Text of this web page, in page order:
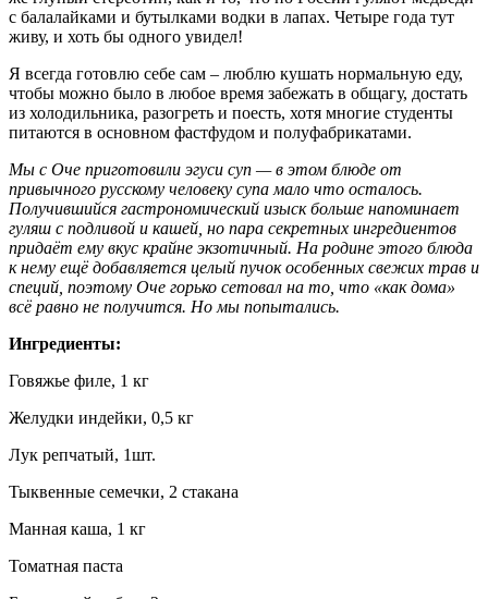
с балалайками и бутылками водки в лапах. Четыре года тут
живу, и хоть бы одного увидел!
Я всегда готовлю себе сам – люблю кушать нормальную еду,
чтобы можно было в любое время забежать в общагу, достать
из холодильника, разогреть и поесть, хотя многие студенты
питаются в основном фастфудом и полуфабрикатами.
Мы с Оче приготовили эгуси суп — в этом блюде от
привычного русскому человеку супа мало что осталось.
Получившийся гастрономический изыск больше напоминает
гуляш с подливой и кашей, но пара секретных ингредиентов
придаёт ему вкус крайне экзотичный. На родине этого блюда
к нему ещё добавляется целый пучок особенных свежих трав и
специй, поэтому Оче горько сетовал на то, что «как дома»
всё равно не получится. Но мы попытались.
Ингредиенты:
Говяжье филе, 1 кг
Желудки индейки, 0,5 кг
Лук репчатый, 1шт.
Тыквенные семечки, 2 стакана
Манная каша, 1 кг
Томатная паста